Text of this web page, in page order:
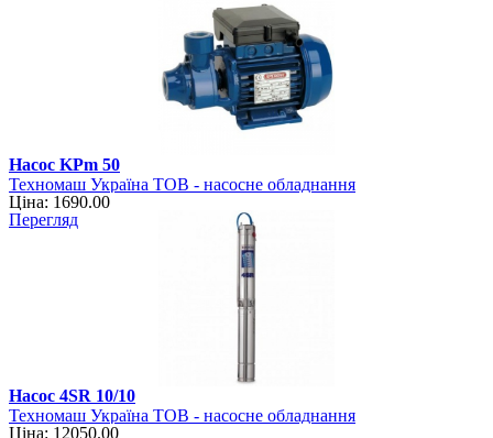
Насос KPm 50
Техномаш Україна ТОВ - насосне обладнання
Ціна: 1690.00
Перегляд
Насос 4SR 10/10
Техномаш Україна ТОВ - насосне обладнання
Ціна: 12050.00